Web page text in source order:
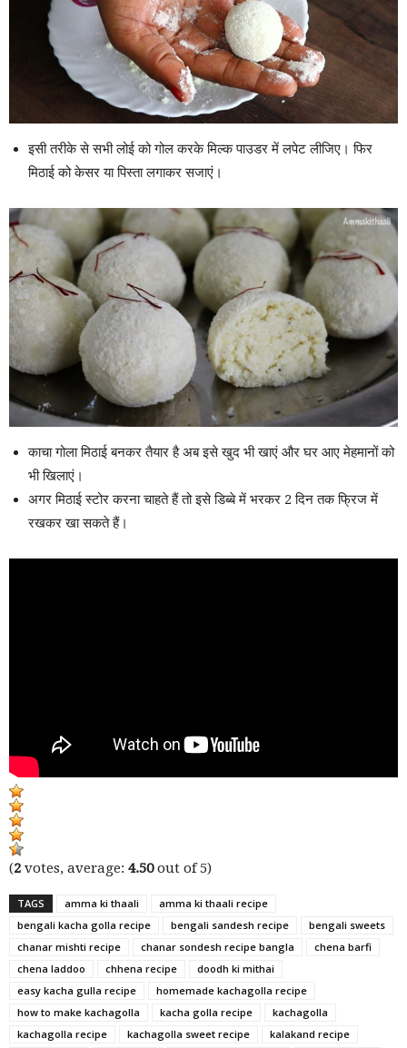
इसी तरीके से सभी लोई को गोल करके मिल्क पाउडर में लपेट लीजिए। फिर
मिठाई को केसर या पिस्ता लगाकर सजाएं।
काचा गोला मिठाई बनकर तैयार है अब इसे खुद भी खाएं और घर आए मेहमानों को
भी खिलाएं।
अगर मिठाई स्टोर करना चाहते हैं तो इसे डिब्बे में भरकर 2 दिन तक फ्रिज में
रखकर खा सकते हैं।
(2 votes, average: 4.50out of 5)
TAGS amma ki thaali
amma ki thaali recipe
bengali kacha golla recipe
bengali sandesh recipe
bengali sweets
chanar mishti recipe
chanar sondesh recipe bangla
chena barfi
chena laddoo
chhena recipe
doodh ki mithai
easy kacha gulla recipe
homemade kachagolla recipe
how to make kachagolla
kacha golla recipe
kachagolla
kachagolla recipe
kachagolla sweet recipe
kalakand recipe